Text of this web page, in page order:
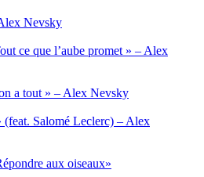
Nevsky
ce que l’aube promet » – Alex
a tout » – Alex Nevsky
(feat. Salomé Leclerc) – Alex
aux oiseaux»